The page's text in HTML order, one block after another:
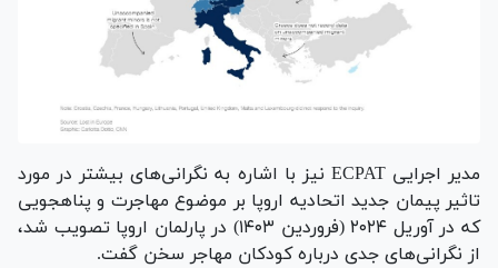
مدیر اجرایی ECPAT نیز با اشاره به نگرانی‌های بیشتر در مورد
تاثیر پیمان جدید اتحادیه اروپا بر موضوع مهاجرت و پناهجویی
که در آوریل ۲۰۲۴ (فروردین ۱۴۰۳) در پارلمان اروپا تصویب شد،
از نگرانی‌های جدی درباره کودکان مهاجر سخن گفت.